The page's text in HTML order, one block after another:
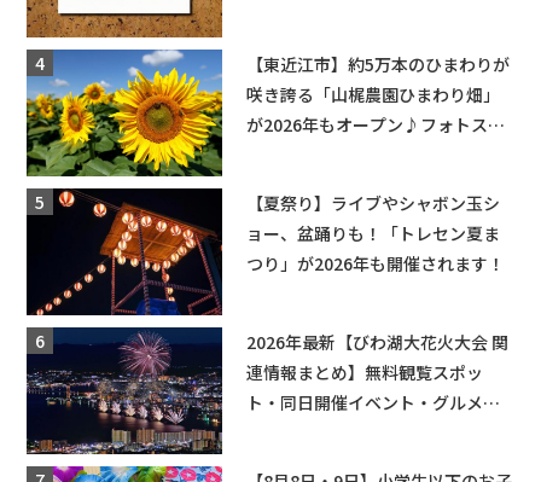
【東近江市】約5万本のひまわりが
咲き誇る「山梶農園ひまわり畑」
が2026年もオープン♪フォトスポ
【夏祭り】ライブやシャボン玉シ
ョー、盆踊りも！「トレセン夏ま
つり」が2026年も開催されます！
2026年最新【びわ湖大花火大会 関
連情報まとめ】無料観覧スポッ
ト・同日開催イベント・グルメマ